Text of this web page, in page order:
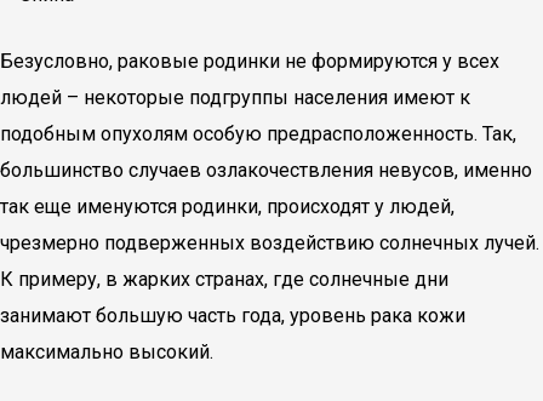
Безусловно, раковые родинки не формируются у всех
людей – некоторые подгруппы населения имеют к
подобным опухолям особую предрасположенность. Так,
большинство случаев озлакочествления невусов, именно
так еще именуются родинки, происходят у людей,
чрезмерно подверженных воздействию солнечных лучей.
К примеру, в жарких странах, где солнечные дни
занимают большую часть года, уровень рака кожи
максимально высокий.